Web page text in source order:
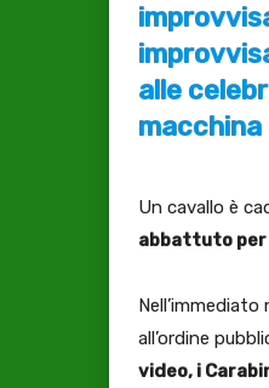
alle
macchina
Un cavallo è
abbattuto
all’ordine
video, i